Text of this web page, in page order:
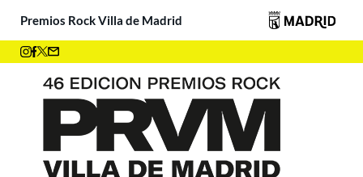
Premios Rock Villa de Madrid